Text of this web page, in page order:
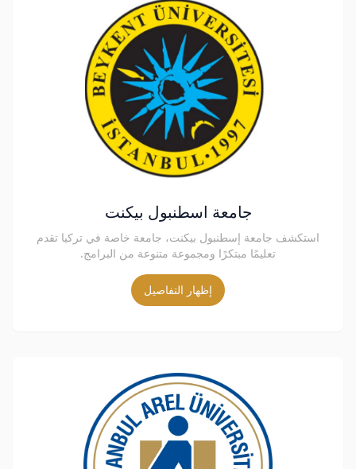
جامعة اسطنبول بيكنت
استكشف جامعة إسطنبول بيكنت، جامعة خاصة في تركيا تقدم
تعليمًا مبتكرًا ومجموعة متنوعة من البرامج.
إظهار التفاصيل